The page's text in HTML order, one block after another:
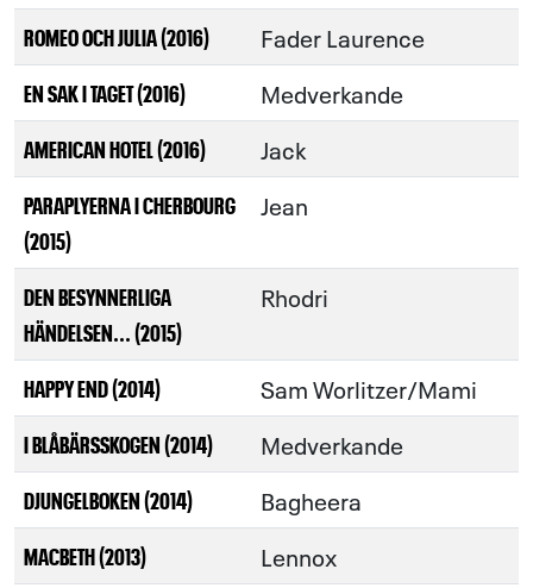
ROMEO OCH JULIA (2016) Fader Laurence
EN SAK I TAGET (2016) Medverkande
AMERICAN HOTEL (2016) Jack
PARAPLYERNA I CHERBOURG
(2015)
Jean
DEN BESYNNERLIGA
HÄNDELSEN... (2015)
Rhodri
HAPPY END (2014) Sam Worlitzer/Mami
I BLÅBÄRSSKOGEN (2014) Medverkande
DJUNGELBOKEN (2014) Bagheera
MACBETH (2013) Lennox